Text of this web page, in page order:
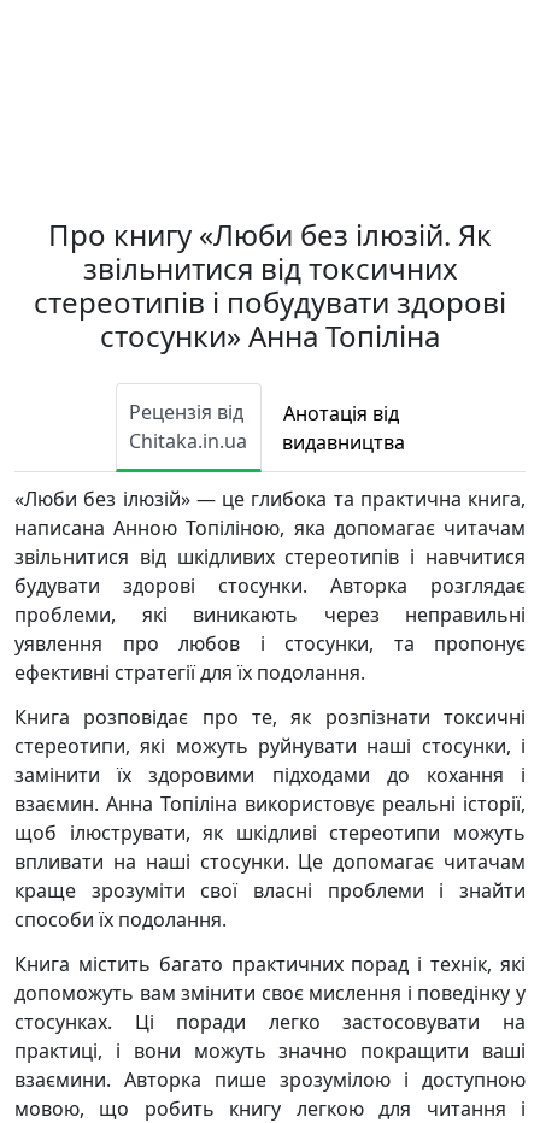
Про книгу «Люби без ілюзій. Як
звільнитися від токсичних
стереотипів і побудувати здорові
стосунки» Анна Топіліна
Рецензія від
Chitaka.in.ua
Анотація від
видавництва
«Люби без ілюзій» — це глибока та практична книга,
написана Анною Топіліною, яка допомагає читачам
звільнитися від шкідливих стереотипів і навчитися
будувати здорові стосунки. Авторка розглядає
проблеми, які виникають через неправильні
уявлення про любов і стосунки, та пропонує
ефективні стратегії для їх подолання.
Книга розповідає про те, як розпізнати токсичні
стереотипи, які можуть руйнувати наші стосунки, і
замінити їх здоровими підходами до кохання і
взаємин. Анна Топіліна використовує реальні історії,
щоб ілюструвати, як шкідливі стереотипи можуть
впливати на наші стосунки. Це допомагає читачам
краще зрозуміти свої власні проблеми і знайти
способи їх подолання.
Книга містить багато практичних порад і технік, які
допоможуть вам змінити своє мислення і поведінку у
стосунках. Ці поради легко застосовувати на
практиці, і вони можуть значно покращити ваші
взаємини. Авторка пише зрозумілою і доступною
мовою, що робить книгу легкою для читання і